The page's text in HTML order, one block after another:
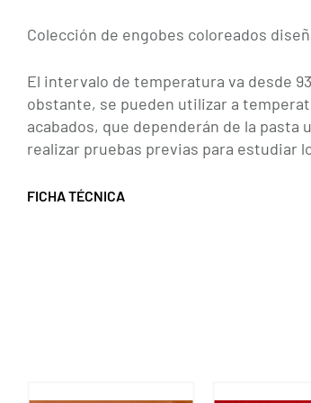
Colección de engobes coloreados
El intervalo de temperatura va desde
obstante, se pueden utilizar a
acabados, que dependerán de la
realizar pruebas previas para estudiar
FICHA TÉCNICA